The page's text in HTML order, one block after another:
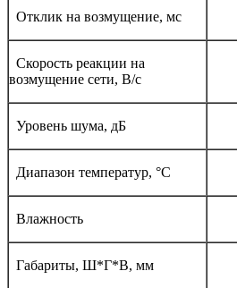
Отклик на возмущение, мс
Скорость реакции на
возмущение сети, В/с
Уровень шума, дБ
Диапазон температур, °С
Влажность
Габариты, Ш*Г*В, мм